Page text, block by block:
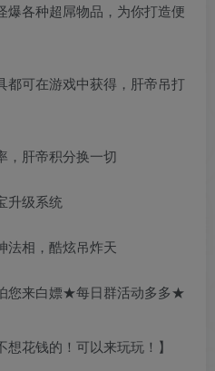
各种超屌物品，为你打造便
可在游戏中获得，肝帝吊打
肝帝积分换一切
升级系统
相，酷炫吊炸天
您来白嫖★每日群活动多多★
想花钱的！可以来玩玩！】